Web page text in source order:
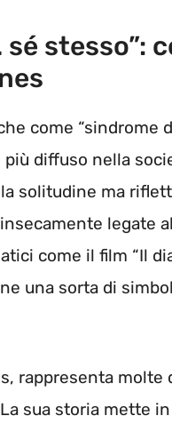
stesso”:
come “sindrome
diffuso nella
solitudine ma
legate
come il film “Il
una sorta di
rappresenta molte
sua storia mette